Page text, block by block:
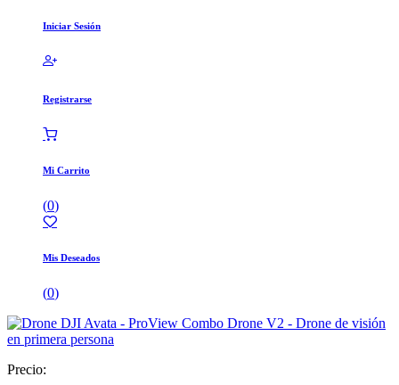
Iniciar Sesión
Registrarse
Mi Carrito
(0)
Mis Deseados
(0)
Precio: